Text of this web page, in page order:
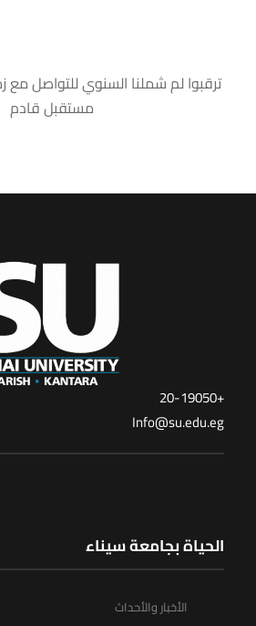
ترقبوا لم شملنا السنوي للتواصل مع
مستقبل قادم
+20-19050
Info@su.edu.eg
الحياة بجامعة سيناء
الأخبار والأحداث